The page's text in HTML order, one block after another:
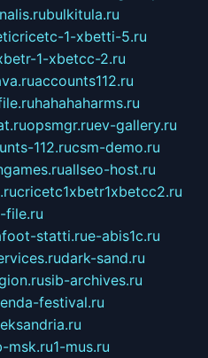
bulkitula.ru
1-xbetti-5.ru
1-xbetcc-2.ru
accounts112.ru
hahahaharms.ru
opsmgr.ruev-gallery.ru
112.rucsm-demo.ru
allseo-host.ru
cricetc1xbetr1xbetcc2.ru
file.ru
statti.rue-abis1c.ru
dark-sand.ru
sib-archives.ru
festival.ru
msk.ru1-mus.ru